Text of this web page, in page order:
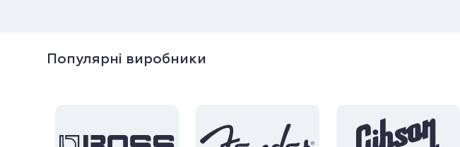
Популярні виробники